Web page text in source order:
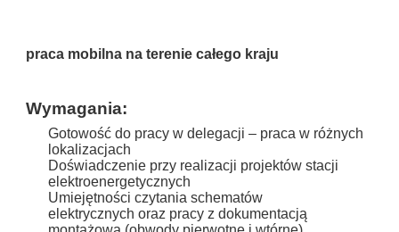
praca mobilna na terenie całego kraju
Wymagania:
Gotowość do pracy w delegacji – praca w różnych
lokalizacjach
Doświadczenie przy realizacji projektów stacji
elektroenergetycznych
Umiejętności czytania schematów
elektrycznych oraz pracy z dokumentacją